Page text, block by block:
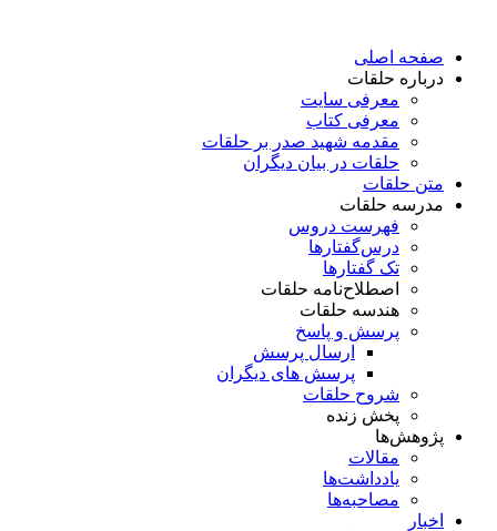
محتوا
صفحه اصلی
درباره حلقات
معرفی سایت
معرفی کتاب
مقدمه شهید صدر بر حلقات
حلقات در بیان دیگران
متن حلقات
مدرسه حلقات
فهرست دروس
درس‌گفتار‌ها
تک گفتارها
اصطلاح‌نامه حلقات
هندسه حلقات
پرسش و پاسخ
ارسال پرسش
پرسش های دیگران
شروح حلقات
پخش زنده
پژوهش‌ها
مقالات
یادداشت‌ها
مصاحبه‌ها
اخبار